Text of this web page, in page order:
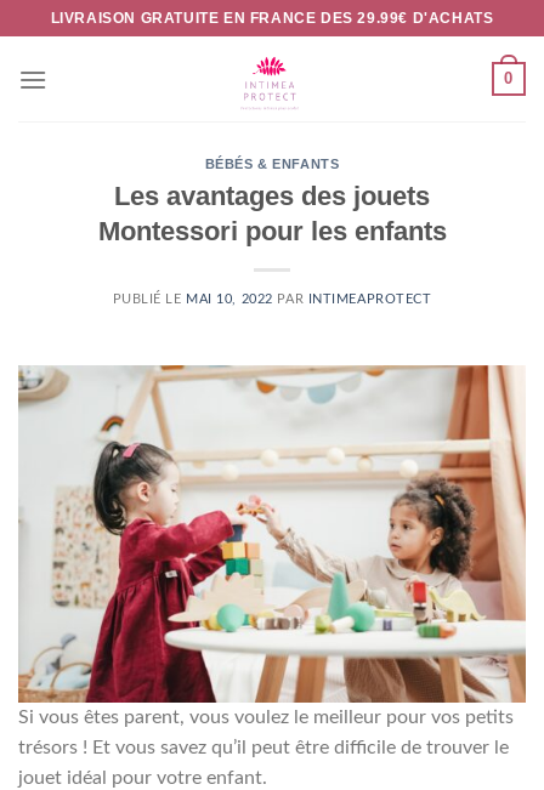
Passer
contenu
LIVRAISON GRATUITE EN FRANCE DES 29.99€ D'ACHATS
0
BÉBÉS & ENFANTS
Les avantages des jouets
Montessori pour les enfants
PUBLIÉ LE MAI 10, 2022 PAR INTIMEAPROTECT
Si vous êtes parent, vous voulez le meilleur pour vos petits
trésors ! Et vous savez qu’il peut être difficile de trouver le
jouet idéal pour votre enfant.